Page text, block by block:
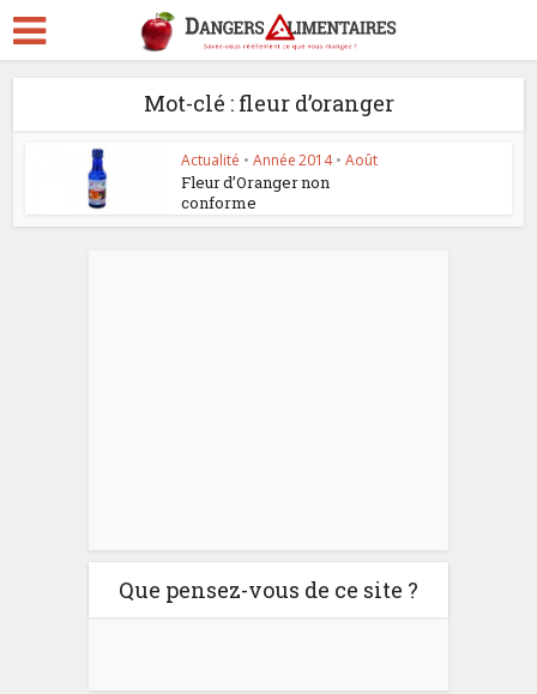
Mot-clé : fleur d’oranger
Actualité • Année 2014 • Août
Fleur d’Oranger non
conforme
Que pensez-vous de ce site ?